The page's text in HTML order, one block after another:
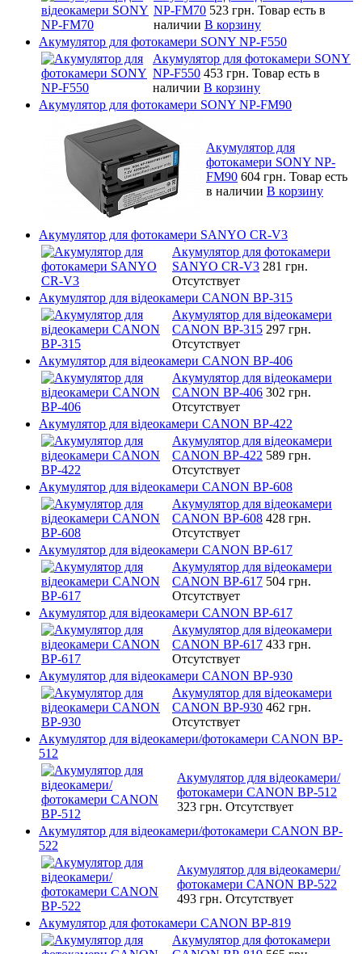
NP-FM70 523 грн. Товар есть в
наличии В корзину
Акумулятор для фотокамери SONY NP-F550
Акумулятор для фотокамери SONY
NP-F550 453 грн. Товар есть в
наличии В корзину
Акумулятор для фотокамери SONY NP-FM90
Акумулятор для
фотокамери SONY NP-
FM90 604 грн. Товар есть
в наличии В корзину
Акумулятор для фотокамери SANYO CR-V3
Акумулятор для фотокамери
SANYO CR-V3 281 грн.
Отсутствует
Акумулятор для відеокамери CANON BP-315
Акумулятор для відеокамери
CANON BP-315 297 грн.
Отсутствует
Акумулятор для відеокамери CANON BP-406
Акумулятор для відеокамери
CANON BP-406 302 грн.
Отсутствует
Акумулятор для відеокамери CANON BP-422
Акумулятор для відеокамери
CANON BP-422 589 грн.
Отсутствует
Акумулятор для відеокамери CANON BP-608
Акумулятор для відеокамери
CANON BP-608 428 грн.
Отсутствует
Акумулятор для відеокамери CANON BP-617
Акумулятор для відеокамери
CANON BP-617 504 грн.
Отсутствует
Акумулятор для відеокамери CANON BP-617
Акумулятор для відеокамери
CANON BP-617 433 грн.
Отсутствует
Акумулятор для відеокамери CANON BP-930
Акумулятор для відеокамери
CANON BP-930 462 грн.
Отсутствует
Акумулятор для відеокамери/фотокамери CANON BP-
512
Акумулятор для відеокамери/
фотокамери CANON BP-512
323 грн. Отсутствует
Акумулятор для відеокамери/фотокамери CANON BP-
522
Акумулятор для відеокамери/
фотокамери CANON BP-522
493 грн. Отсутствует
Акумулятор для фотокамери CANON BP-819
Акумулятор для фотокамери